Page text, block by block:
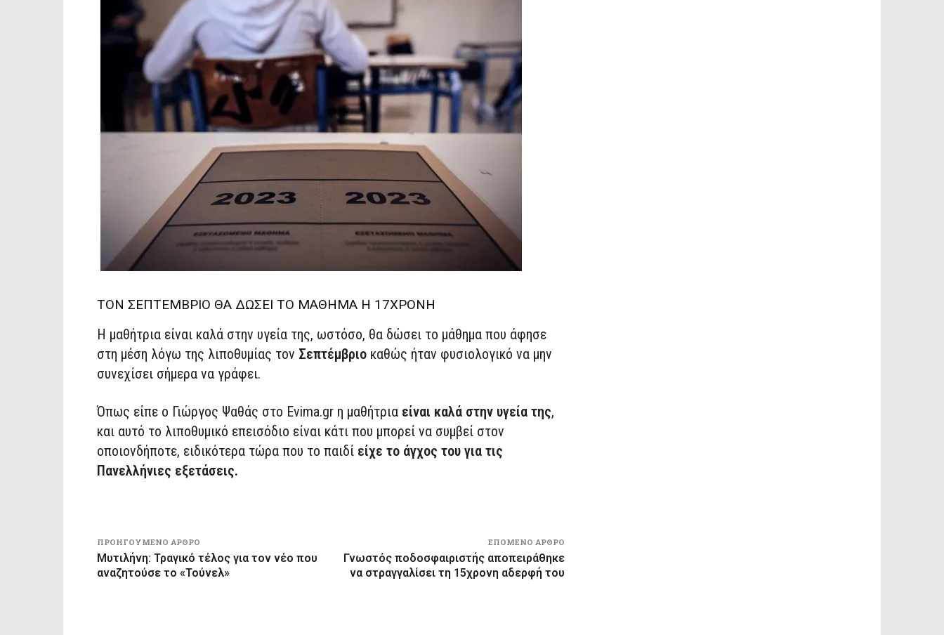
TΟΝ ΣΕΠΤΕΜΒΡΙΟ ΘΑ ΔΩΣΕΙ ΤΟ ΜΑΘΗΜΑ Η 17ΧΡΟΝΗ
Η μαθήτρια είναι καλά στην υγεία της, ωστόσο, θα δώσει το μάθημα που άφησε
στη μέση λόγω της λιποθυμίας τον Σεπτέμβριο καθώς ήταν φυσιολογικό να μην
συνεχίσει σήμερα να γράφει.
Όπως είπε ο Γιώργος Ψαθάς στο Evima.gr η μαθήτρια είναι καλά στην υγεία της,
και αυτό το λιποθυμικό επεισόδιο είναι κάτι που μπορεί να συμβεί στον
οποιονδήποτε, ειδικότερα τώρα που το παιδί είχε το άγχος του για τις
Πανελλήνιες εξετάσεις.
ΠΡΟΗΓΟΎΜΕΝΟ ΆΡΘΡΟ
Μυτιλήνη: Τραγικό τέλος για τον νέο που
αναζητούσε το «Τούνελ»
ΕΠΌΜΕΝΟ ΆΡΘΡΟ
Γνωστός ποδοσφαιριστής αποπειράθηκε
να στραγγαλίσει τη 15χρονη αδερφή του